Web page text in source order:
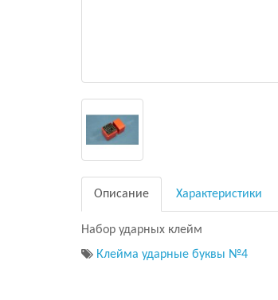
Описание Характеристики
Набор ударных клейм
Клейма ударные буквы №4